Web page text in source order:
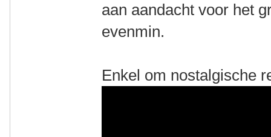
aan aandacht voor het
evenmin.
Enkel om nostalgische